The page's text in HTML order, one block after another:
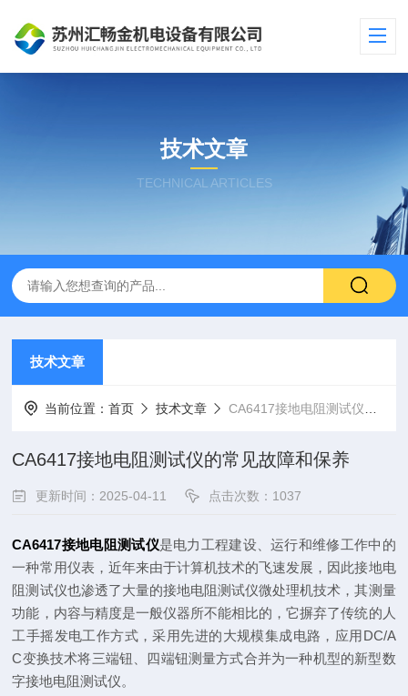
技术文章
TECHNICAL ARTICLES
技术文章
当前位置：首页 技术文章 CA6417接地电阻测试仪的常见故障和保养
CA6417接地电阻测试仪的常见故障和保养
更新时间：2025-04-11 点击次数：1037
CA6417接地电阻测试仪是电力工程建设、运行和维修工作中的
一种常用仪表，近年来由于计算机技术的飞速发展，因此接地电
阻测试仪也渗透了大量的接地电阻测试仪微处理机技术，其测量
功能，内容与精度是一般仪器所不能相比的，它摒弃了传统的人
工手摇发电工作方式，采用先进的大规模集成电路，应用DC/A
C变换技术将三端钮、四端钮测量方式合并为一种机型的新型数
字接地电阻测试仪。